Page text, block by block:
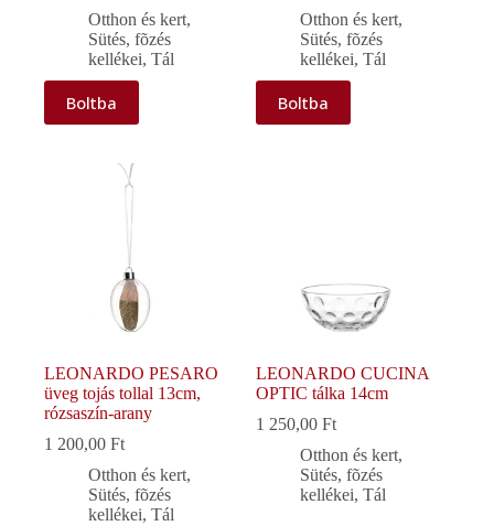
Otthon és kert,
Sütés, fõzés
kellékei, Tál
Boltba
Otthon és kert,
Sütés, fõzés
kellékei,Tál
Boltba
LEONARDO PESARO
üveg tojás tollal 13cm,
rózsaszín-arany
1 200,00 Ft
Otthon és kert,
Sütés, fõzés
kellékei, Tál
LEONARDO CUCINA
OPTIC tálka 14cm
1 250,00Ft
Otthon és kert,
Sütés, fõzés
kellékei,Tál